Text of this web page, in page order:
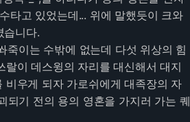
타고 있었는데... 위에 말했듯이 크와
습니다.
죽이는 수밖에 없는데 다섯 위상의 힘
이 데스윙의 자리를 대신해서 대지
우게 되자 가로쉬에게 대족장의 자
되기 전의 용의 영혼을 가지러 가는 퀘